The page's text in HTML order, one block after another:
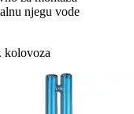
njegu vode
kolovoza